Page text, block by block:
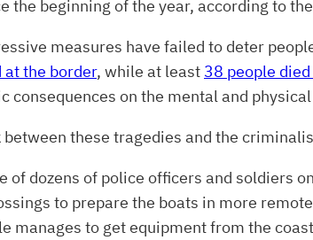
the beginning of the year, according to
measures have failed to deter
at the border, while at least 38 people
consequences on the mental and
these tragedies and the
of dozens of police officers and soldiers
to prepare the boats in more
manages to get equipment from the